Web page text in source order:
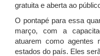
gratuita e aberta ao
O pontapé para essa
março, com a
atuarem como agentes
estados do país. Eles